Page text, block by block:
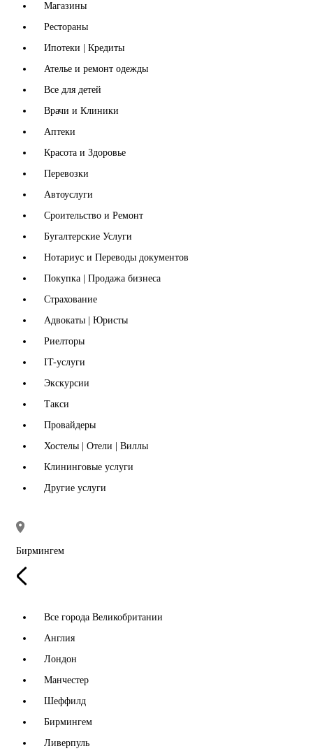
Магазины
Рестораны
Ипотеки | Кредиты
Ателье и ремонт одежды
Все для детей
Врачи и Клиники
Аптеки
Красота и Здоровье
Перевозки
Автоуслуги
Сроительство и Ремонт
Бугалтерские Услуги
Нотариус и Переводы документов
Покупка | Продажа бизнеса
Страхование
Адвокаты | Юристы
Риелторы
IT-услуги
Экскурсии
Такси
Провайдеры
Хостелы | Отели | Виллы
Клининговые услуги
Другие услуги
Бирмингем
Все города Великобритании
Англия
Лондон
Манчестер
Шеффилд
Бирмингем
Ливерпуль